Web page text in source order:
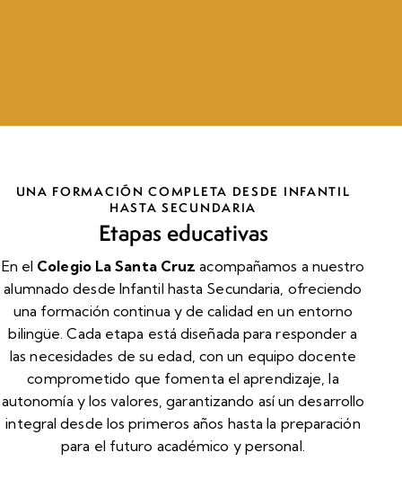
UNA FORMACIÓN COMPLETA DESDE INFANTIL
HASTA SECUNDARIA
Etapas educativas
En el Colegio La Santa Cruz acompañamos a nuestro
alumnado desde Infantil hasta Secundaria, ofreciendo
una formación continua y de calidad en un entorno
bilingüe. Cada etapa está diseñada para responder a
las necesidades de su edad, con un equipo docente
comprometido que fomenta el aprendizaje, la
autonomía y los valores, garantizando así un desarrollo
integral desde los primeros años hasta la preparación
para el futuro académico y personal.